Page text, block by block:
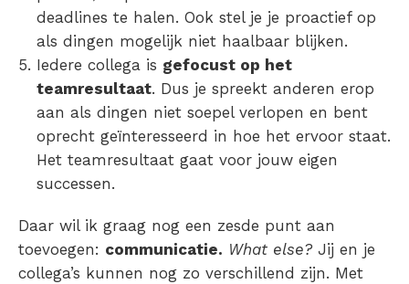
deadlines te halen. Ook stel je je proactief op
als dingen mogelijk niet haalbaar blijken.
Iedere collega is gefocust op het
teamresultaat. Dus je spreekt anderen erop
aan als dingen niet soepel verlopen en bent
oprecht geïnteresseerd in hoe het ervoor staat.
Het teamresultaat gaat voor jouw eigen
successen.
Daar wil ik graag nog een zesde punt aan
toevoegen: communicatie. What else? Jij en je
collega’s kunnen nog zo verschillend zijn. Met